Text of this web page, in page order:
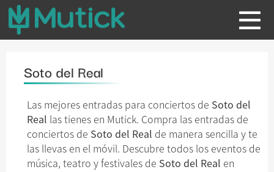
Soto del Real
Las mejores entradas para conciertos de Soto del
Real las tienes en Mutick. Compra las entradas de
conciertos de Soto del Real de manera sencilla y te
las llevas en el móvil. Descubre todos los eventos de
música, teatro y festivales de Soto del Real en